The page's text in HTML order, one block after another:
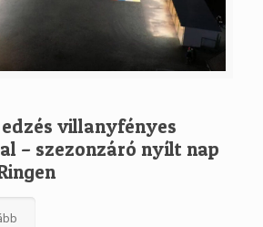
villanyfényes
– szezonzáró nyílt nap